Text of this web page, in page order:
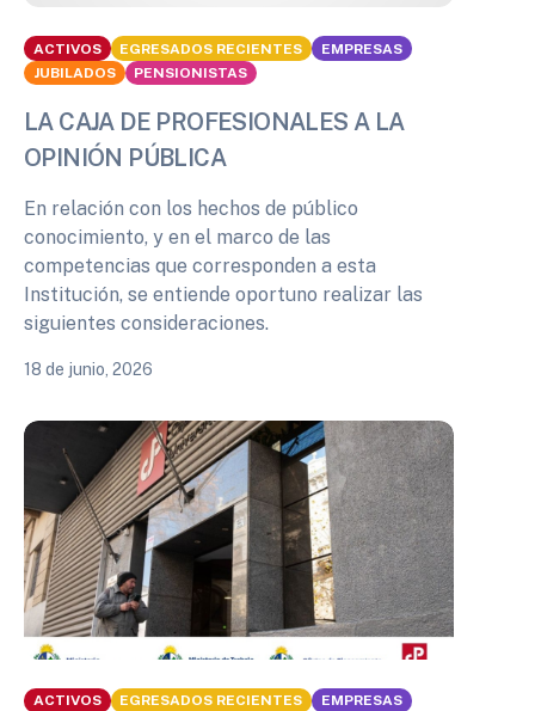
ACTIVOS EGRESADOS RECIENTES
EMPRESAS
JUBILADOS
PENSIONISTAS
LA CAJA DE PROFESIONALES A LA
OPINIÓN PÚBLICA
En relación con los hechos de público
conocimiento, y en el marco de las
competencias que corresponden a esta
Institución, se entiende oportuno realizar las
siguientes consideraciones.
18 de junio, 2026
ACTIVOS EGRESADOS RECIENTES
EMPRESAS